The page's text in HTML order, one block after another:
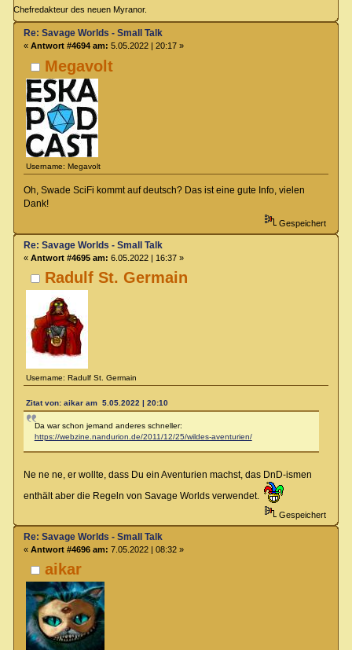
Chefredakteur des neuen Myranor.
Megavolt
Username: Megavolt
Re: Savage Worlds - Small Talk
« Antwort #4694 am: 5.05.2022 | 20:17 »
Oh, Swade SciFi kommt auf deutsch? Das ist eine gute Info, vielen
Dank!
Gespeichert
Radulf St. Germain
Username: Radulf St. Germain
Re: Savage Worlds - Small Talk
« Antwort #4695 am: 6.05.2022 | 16:37 »
Zitat von: aikar am 5.05.2022 | 20:10
Da war schon jemand anderes schneller:
https://webzine.nandurion.de/2011/12/25/wildes-aventurien/
Ne ne ne, er wollte, dass Du ein Aventurien machst, das DnD-ismen
enthält aber die Regeln von Savage Worlds verwendet.
Gespeichert
aikar
Re: Savage Worlds - Small Talk
« Antwort #4696 am: 7.05.2022 | 08:32 »